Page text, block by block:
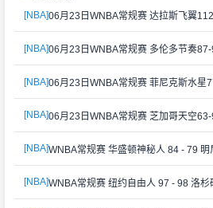
[NBA]
[NBA]
[NBA]
[NBA]
[NBA]WNBA常规赛 华盛顿神秘人 84 - 79 明
[NBA]WNBA常规赛 纽约自由人 97 - 98 洛杉